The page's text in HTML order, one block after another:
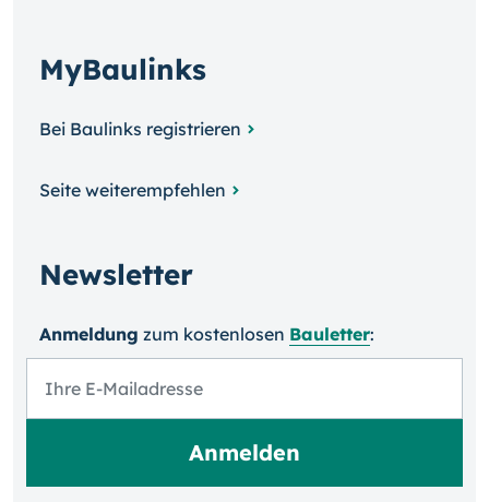
MyBaulinks
Bei Baulinks registrieren
Seite weiterempfehlen
Newsletter
Anmeldung zum kosten­losen Bauletter: